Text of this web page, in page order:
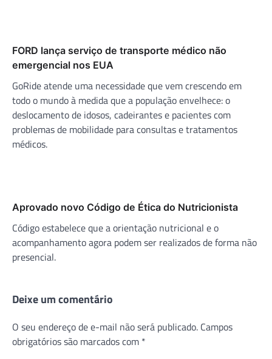
FORD lança serviço de transporte médico não
emergencial nos EUA
GoRide atende uma necessidade que vem crescendo em
todo o mundo à medida que a população envelhece: o
deslocamento de idosos, cadeirantes e pacientes com
problemas de mobilidade para consultas e tratamentos
médicos.
Aprovado novo Código de Ética do Nutricionista
Código estabelece que a orientação nutricional e o
acompanhamento agora podem ser realizados de forma não
presencial.
Deixe um comentário
O seu endereço de e-mail não será publicado. Campos
obrigatórios são marcados com *